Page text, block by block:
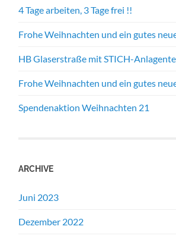
4 Tage arbeiten, 3 Tage frei !!
Frohe Weihnachten und ein gutes
HB Glaserstraße mit STICH-
Frohe Weihnachten und ein gutes
Spendenaktion Weihnachten 21
ARCHIVE
Juni 2023
Dezember 2022